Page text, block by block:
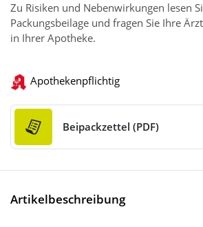
Zu Risiken und Nebenwirkungen lesen
Packungsbeilage und fragen Sie Ihre
in Ihrer Apotheke.
Apothekenpflichtig
Beipackzettel (PDF)
Artikelbeschreibung